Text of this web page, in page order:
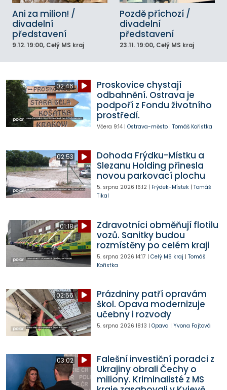
Ani za milion! /
divadelní
představení
9.12. 19:00, Celý MS kraj
Pozdě příchozí /
divadelní
představení
23.11. 19:00, Celý MS kraj
02:46
Proskovice chystají
odbahnění. Ostrava je
podpoří z Fondu životního
prostředí.
Včera 9:14| Ostrava-město| Tomáš Kořistka
02:53
Dohoda Frýdku-Místku a
Slezanu Holding přinesla
novou parkovací plochu
5. srpna 2026 16:12| Frýdek-Místek| Tomáš
Tikal
01:18
Zdravotníci obměňují flotilu
vozů. Sanitky budou
rozmístěny po celém kraji
5. srpna 2026 14:17 | Celý MS kraj | Tomáš
Kořistka
02:56
Prázdniny patří opravám
škol. Opava modernizuje
učebny i rozvody
5. srpna 2026 18:13 | Opava | Yvona Fajtová
03:02
Falešní investiční poradci z
Ukrajiny obrali Čechy o
miliony. Kriminalisté z MS